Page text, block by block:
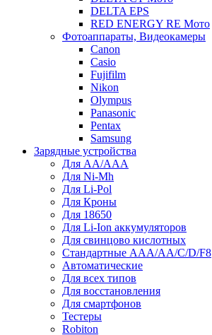
DELTA EPS
RED ENERGY RE Мото
Фотоаппараты, Видеокамеры
Canon
Casio
Fujifilm
Nikon
Olympus
Panasonic
Pentax
Samsung
Зарядные устройства
Для AA/AAA
Для Ni-Mh
Для Li-Pol
Для Кроны
Для 18650
Для Li-Ion аккумуляторов
Для свинцово кислотных
Стандартные ААА/АА/С/D/F8
Автоматические
Для всех типов
Для восстановления
Для смартфонов
Тестеры
Robiton